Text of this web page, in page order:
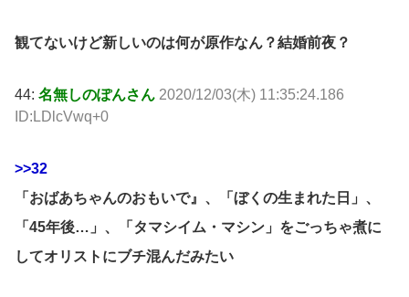
観てないけど新しいのは何が原作なん？結婚前夜？
44: 名無しのぽんさん 2020/12/03(木) 11:35:24.186
ID:LDlcVwq+0
>>32
「おばあちゃんのおもいで』、「ぼくの生まれた日」、
「45年後…」、「タマシイム・マシン」をごっちゃ煮に
してオリストにブチ混んだみたい